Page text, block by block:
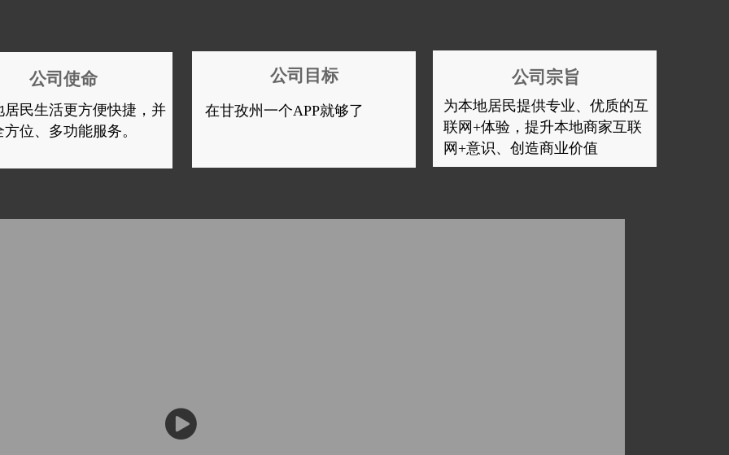
公司使命 公司目标 公司宗旨
居民生活更方便快捷，并
位、多功能服务。
在甘孜州一个APP就够了
为本地居民提供专业、优质的互
联网+体验，提升本地商家互联
网+意识、创造商业价值